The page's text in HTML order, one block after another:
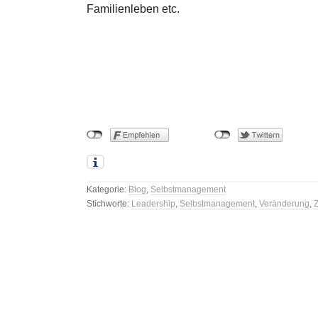
Familienleben etc.
Kategorie: Blog, Selbstmanagement
Stichworte: Leadership, Selbstmanagement, Veränderung,